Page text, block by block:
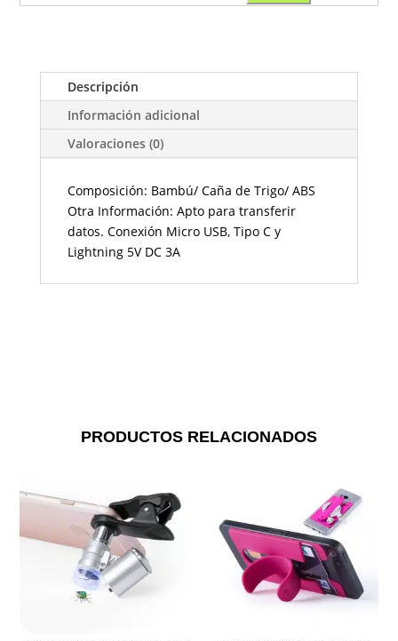
Descripción
Información adicional
Valoraciones (0)
Composición: Bambú/ Caña de Trigo/ ABS
Otra Información: Apto para transferir
datos. Conexión Micro USB, Tipo C y
Lightning 5V DC 3A
PRODUCTOS RELACIONADOS